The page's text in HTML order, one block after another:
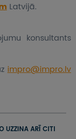
Latvijā.
konsultants
impro@impro.lv
UZZINA ARĪ CITI